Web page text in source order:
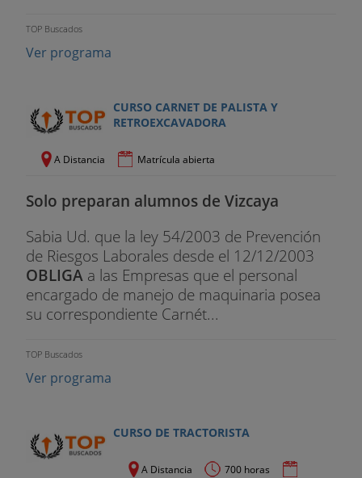
TOP Buscados
Ver programa
CURSO CARNET DE PALISTA Y
RETROEXCAVADORA
A Distancia Matrícula abierta
Solo preparan alumnos de Vizcaya
Sabia Ud. que la ley 54/2003 de Prevención
de Riesgos Laborales desde el 12/12/2003
OBLIGA a las Empresas que el personal
encargado de manejo de maquinaria posea
su correspondiente Carnét...
TOP Buscados
Ver programa
CURSO DE TRACTORISTA
A Distancia
700 horas